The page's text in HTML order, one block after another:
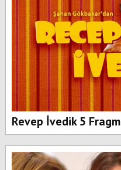
Revep İvedik 5